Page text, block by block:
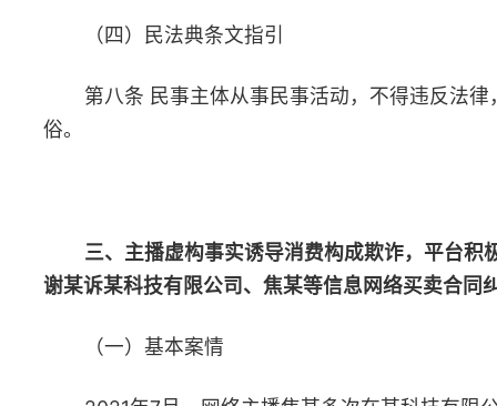
销售其产品的目的，构成欺诈，有违诚信原则，有悖公序良俗，应
技有限公司在收到原告谢某等消费者的投诉后，即时关闭了焦某注
账号的商家功能，且按照要求提供了涉案违规直播间销售者的真实
称、地址、有效联系方式配合查清案情，故判决对原告主张被告某
诚信是民事主体从事民事活动应当遵循的基本原则，也是社会
义核心价值观的重要内容。网络直播带货作为近年来非常受欢迎的
碑支撑等优势在很大程度上提高了销售效率，促进了经济发展。但